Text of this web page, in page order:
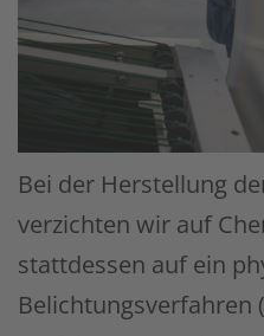
Bei der Herstellung
verzichten wir auf
stattdessen auf ein
Belichtungsverfahren